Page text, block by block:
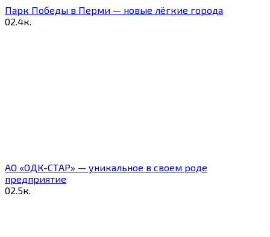
Парк Победы в Перми — новые лёгкие города
02.4к.
АО «ОДК-СТАР» — уникальное в своем роде
предприятие
02.5к.